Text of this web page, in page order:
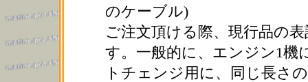
のケーブル)
ご注文頂ける際、現行品の
す。一般的に、エンジン1機
トチェンジ用に、同じ長さ